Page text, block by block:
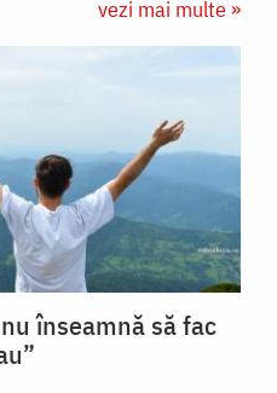
vezi mai multe »
înseamnă să fac